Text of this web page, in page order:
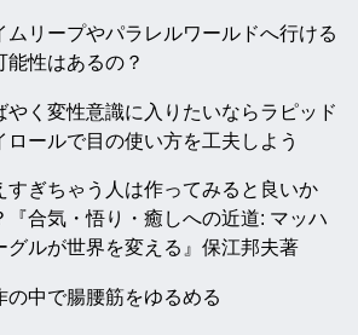
ムリープやパラレルワールドへ行ける
能性はあるの？
やく変性意識に入りたいならラピッド
ロールで目の使い方を工夫しよう
すぎちゃう人は作ってみると良いか
『合気・悟り・癒しへの近道: マッハ
グルが世界を変える』保江邦夫著
の中で腸腰筋をゆるめる